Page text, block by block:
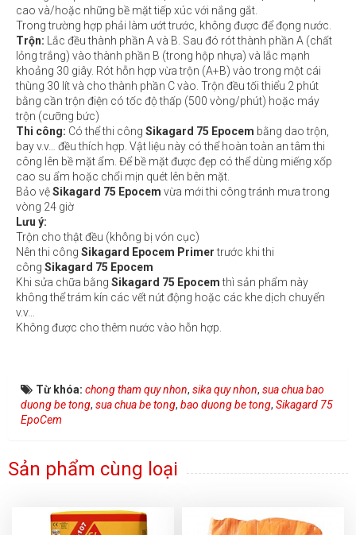
cao và/hoặc những bề mặt tiếp xúc với nắng gắt.
Trong trường hợp phải làm ướt trước, không được để đọng nước.
Trộn:
Lắc đều thành phần A và B. Sau đó rót thành phần A (chất
lỏng trắng) vào thành phần B (trong hộp nhựa) và lắc mạnh
khoảng 30 giây. Rót hỗn hợp vừa trộn (A+B) vào trong một cái
thùng 30 lít và cho thành phần C vào. Trộn đều tối thiểu 2 phút
bằng cần trộn điện có tốc độ thấp (500 vòng/phút) hoặc máy
trộn (cưỡng bức)
Thi công: Có thể thi công Sikagard 75 Epocem bằng dao trộn,
bay v.v… đều thích hợp. Vật liệu này có thể hoàn toàn an tâm thi
công lên bề mặt ẩm. Để bề mặt được đẹp có thể dùng miếng xốp
cao su ẩm hoặc chổi mịn quét lên bên mặt.
Bảo vệSikagard 75 Epocem vừa mới thi công tránh mưa trong
vòng 24 giờ
Lưu ý:
Trộn cho thật đều (không bị vón cục)
Nên thi công Sikagard Epocem Primertrước khi thi
công Sikagard 75 Epocem
Khi sửa chữa bằng Sikagard 75 Epocemthì sản phẩm này
không thể trám kín các vết nứt động hoặc các khe dịch chuyển
v.v…
Không được cho thêm nước vào hỗn hợp.
Từ khóa: chong tham quy nhon, sika quy nhon, sua chua bao
duong be tong, sua chua be tong, bao duong be tong, Sikagard 75
EpoCem
Sản phẩm cùng loại